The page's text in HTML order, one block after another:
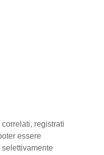
registrati
essere